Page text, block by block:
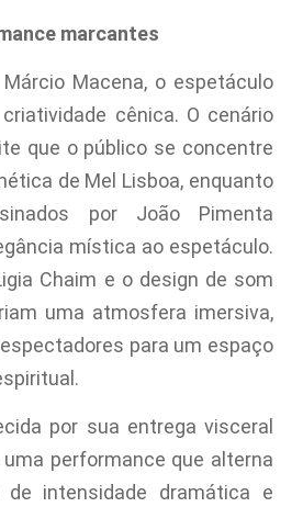
marcantes
Macena, o espetáculo
cênica. O cenário
que o público se concentre
de Mel Lisboa, enquanto
por João Pimenta
mística ao espetáculo.
Chaim e o design de som
uma atmosfera imersiva,
para um espaço
por sua entrega visceral
performance que alterna
intensidade dramática e